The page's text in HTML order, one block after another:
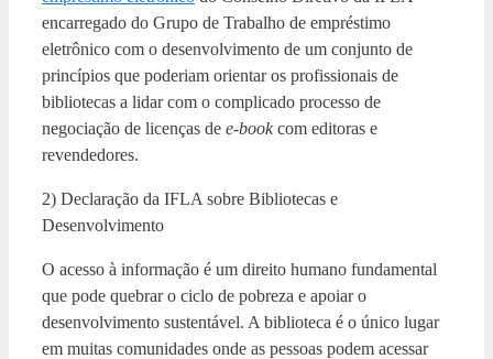
encarregado do Grupo de Trabalho de empréstimo
eletrônico com o desenvolvimento de um conjunto de
princípios que poderiam orientar os profissionais de
bibliotecas a lidar com o complicado processo de
negociação de licenças de e-book com editoras e
revendedores.
2) Declaração da IFLA sobre Bibliotecas e
Desenvolvimento
O acesso à informação é um direito humano fundamental
que pode quebrar o ciclo de pobreza e apoiar o
desenvolvimento sustentável. A biblioteca é o único lugar
em muitas comunidades onde as pessoas podem acessar